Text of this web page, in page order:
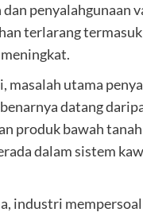
penyalahgunaan
terlarang
utama
datang
produk bawah
dalam sistem
industri